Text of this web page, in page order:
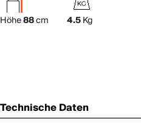
Höhe88cm 4.5Kg
Technische Daten